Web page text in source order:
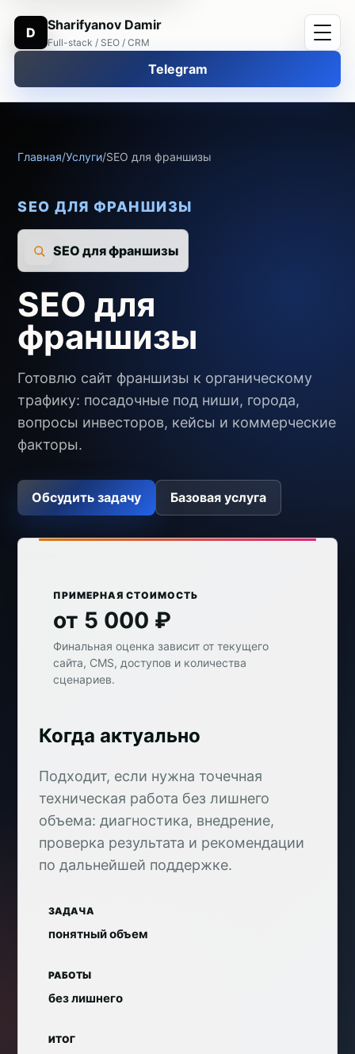
D Sharifyanov Damir
Full-stack / SEO / CRM
Telegram
Главная/Услуги/SEO для франшизы
SEO ДЛЯ ФРАНШИЗЫ
SEO для франшизы
SEO для
франшизы
Готовлю сайт франшизы к органическому
трафику: посадочные под ниши, города,
вопросы инвесторов, кейсы и коммерческие
факторы.
Обсудить задачу Базовая услуга
ПРИМЕРНАЯ СТОИМОСТЬ
от 5 000 ₽
Финальная оценка зависит от текущего
сайта, CMS, доступов и количества
сценариев.
Когда актуально
Подходит, если нужна точечная
техническая работа без лишнего
объема: диагностика, внедрение,
проверка результата и рекомендации
по дальнейшей поддержке.
ЗАДАЧА
понятный объем
РАБОТЫ
без лишнего
ИТОГ